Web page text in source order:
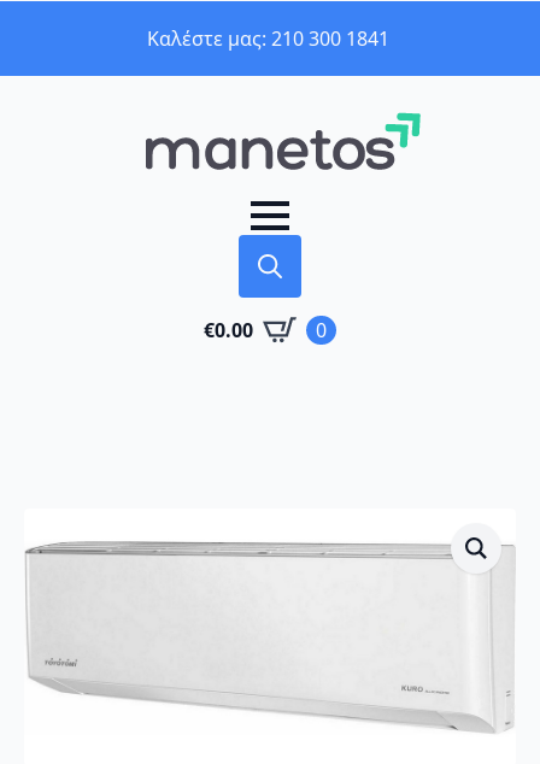
Καλέστε μας: 210 300 1841
for:
€0.00 0